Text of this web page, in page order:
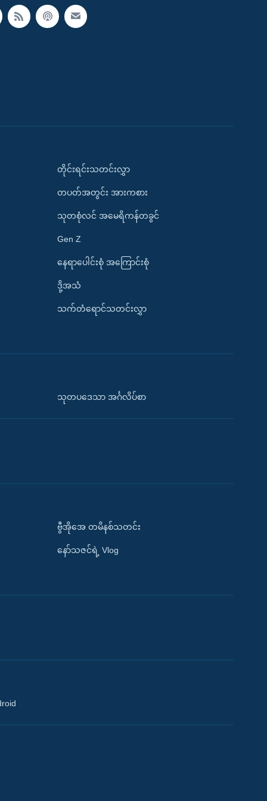
တိုင်းရင်းသတင်းလွှာ
တပတ်အတွင်း အားကစား
သုတစုံလင် အမေရိကန်တခွင်
Gen Z
နေရာပေါင်းစုံ အကြောင်းစုံ
ဒို့အသံ
သက်တံရောင်သတင်းလွှာ
သုတပဒေသာ အင်္ဂလိပ်စာ
ဗွီအိုအေ တမိနစ်သတင်း
နော်သဇင်ရဲ့ Vlog